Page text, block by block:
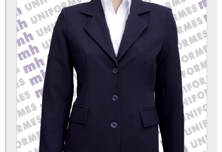
Empresa de uniformes em são paulo
Empresa de uniformes profissionais sp
Fabrica de calça brim
Fábrica de uniforme social
Fábrica de uniformes hospitalares
Fábrica de uniformes sp
Fabricante de uniformes
Fabricante de uniformes em brim
Fabricante de uniformes para empresas